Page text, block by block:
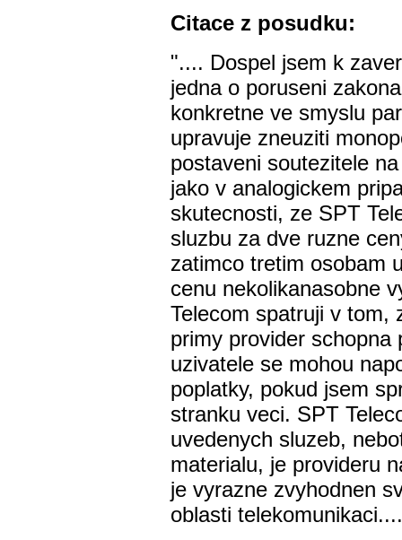
Citace z posudku:
".... Dospel jsem k
jedna o poruseni
konkretne ve smyslu
upravuje zneuziti
postaveni soutezitele
jako v analogickem
skutecnosti, ze SPT
sluzbu za dve ruzne
zatimco tretim osobam
cenu nekolikanasobne
Telecom spatruji v tom,
primy provider schopna
uzivatele se mohou
poplatky, pokud jsem
stranku veci. SPT
uvedenych sluzeb,
materialu, je provideru
je vyrazne zvyhodnen
oblasti